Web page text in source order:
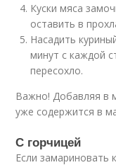
Куски мяса
оставить в
Насадить
минут с каждой
пересохло.
Важно! Добавляя в
уже содержится в
С горчицей
Если замариновать